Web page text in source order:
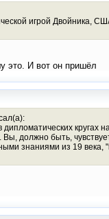
игрой Двойника,
это. И вот он пришёл
дипломатических
должно быть,
знаниями из 19